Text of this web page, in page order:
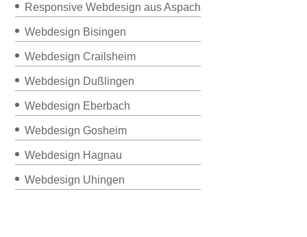
Responsive Webdesign aus Aspach
Webdesign Bisingen
Webdesign Crailsheim
Webdesign Dußlingen
Webdesign Eberbach
Webdesign Gosheim
Webdesign Hagnau
Webdesign Uhingen